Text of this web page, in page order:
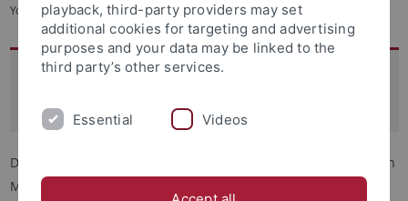
You are here: Startseite ... Team
Dr. Kilian Bühling
Wissenschaftlicher Mitarbeiter
Dr. Kilian Bühling ist wissenschaftlicher Mitarbeiter im Bereich
Medien und Öffentlichkeiten bei
playback, third-party providers may set
additional cookies for targeting and advertising
purposes and your data may be linked to the
third party’s other services.
Essential Videos